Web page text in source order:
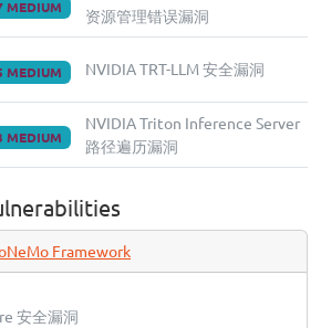
MEDIUM
资源管理错误漏洞
MEDIUM NVIDIA TRT-LLM 安全漏洞
MEDIUM
NVIDIA Triton Inference Server
路径遍历漏洞
Framework
安全漏洞